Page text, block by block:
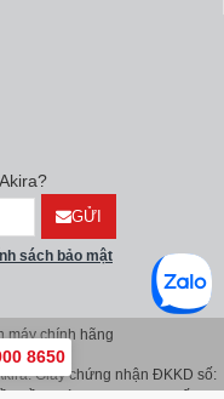
GỬI
sách bảo mật
máy chính hãng
Giấy chứng nhận ĐKKD số:
8650